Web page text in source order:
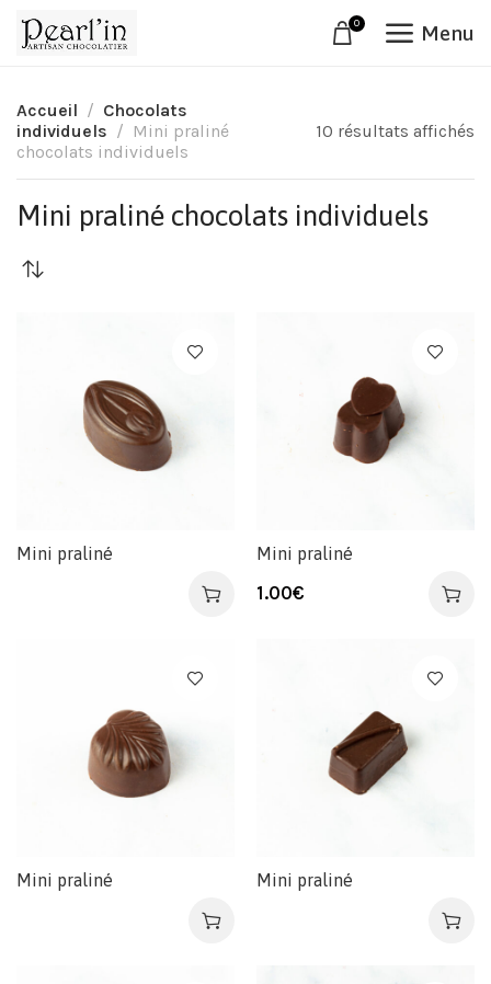
0 Menu
Accueil
Chocolats
individuels
Mini praliné
chocolats individuels
10 résultats affichés
Mini praliné chocolats individuels
Mini praliné Mini praliné
1.00€
Mini praliné Mini praliné